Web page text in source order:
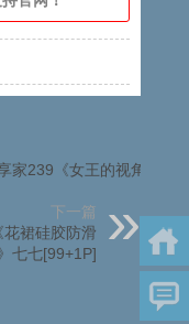
家239《女王的视角》DJ
下一篇
花裙硅胶防滑
七七[99+1P]